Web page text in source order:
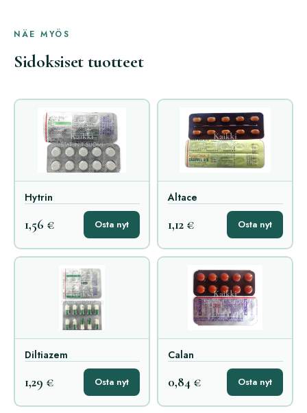
NÄE MYÖS
Sidoksiset tuotteet
Hytrin
1,56 € Osta nyt
Altace
1,12 € Osta nyt
Diltiazem
1,29 € Osta nyt
Calan
0,84 € Osta nyt